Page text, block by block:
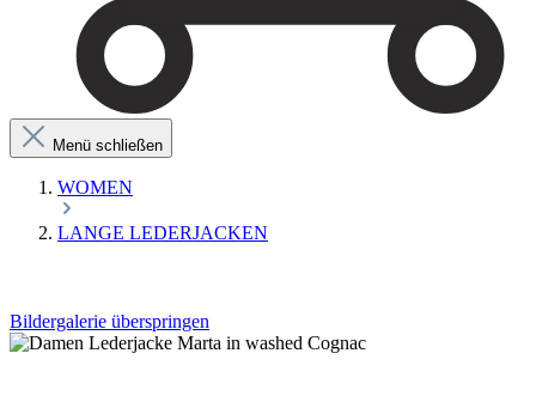
Menü schließen
WOMEN
LANGE LEDERJACKEN
Bildergalerie überspringen